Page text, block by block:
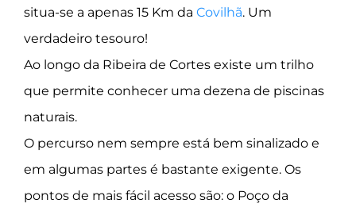
situa-se a apenas 15 Km da Covilhã. Um
verdadeiro tesouro!
Ao longo da Ribeira de Cortes existe um trilho
que permite conhecer uma dezena de piscinas
naturais.
O percurso nem sempre está bem sinalizado e
em algumas partes é bastante exigente. Os
pontos de mais fácil acesso são: o Poço da